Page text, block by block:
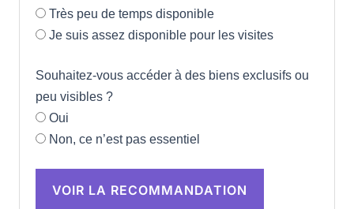
Très peu de temps disponible
Je suis assez disponible pour les visites
Souhaitez-vous accéder à des biens exclusifs ou
peu visibles ?
Oui
Non, ce n’est pas essentiel
VOIR LA RECOMMANDATION